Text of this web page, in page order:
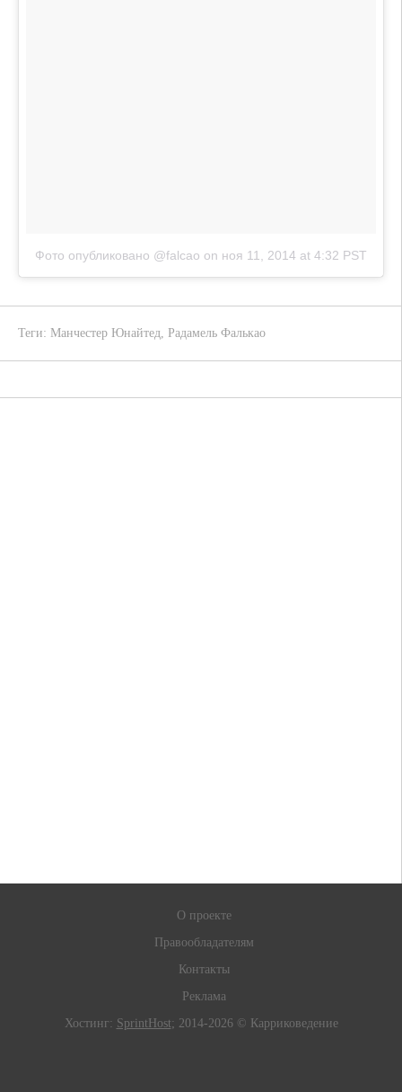
Фото опубликовано @falcao on ноя 11, 2014 at 4:32 PST
Теги: Манчестер Юнайтед, Радамель Фалькао
О проекте
Правообладателям
Контакты
Реклама
Хостинг: SprintHost; 2014-2026 © Карриковедение